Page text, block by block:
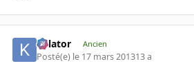
Killator Ancien
Posté(e) le 17 mars 201313 a